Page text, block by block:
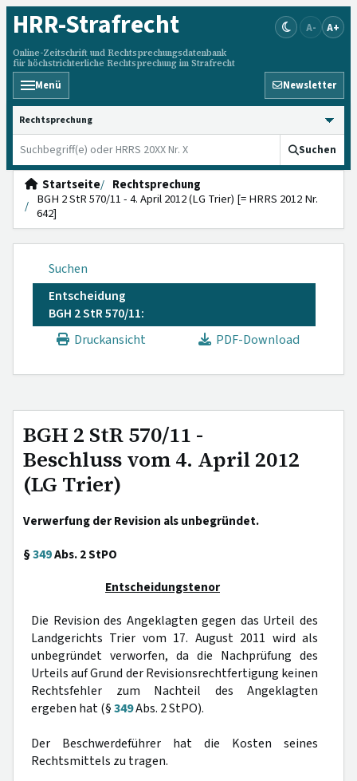
HRR-Strafrecht
Online-Zeitschrift und Rechtsprechungsdatenbank
für höchstrichterliche Rechtsprechung im Strafrecht
A- A+
Menü Newsletter
HRRS durchsuchen
Suchen
Startseite
Rechtsprechung
BGH 2 StR 570/11 - 4. April 2012 (LG Trier) [= HRRS 2012 Nr.
642]
Suchen
Entscheidung
BGH 2 StR 570/11:
Druckansicht
PDF-Download
BGH 2 StR 570/11 -
Beschluss vom 4. April 2012
(LG Trier)
Verwerfung der Revision als unbegründet.
§349Abs. 2 StPO
Entscheidungstenor
Die Revision des Angeklagten gegen das Urteil des
Landgerichts Trier vom 17. August 2011 wird als
unbegründet verworfen, da die Nachprüfung des
Urteils auf Grund der Revisionsrechtfertigung keinen
Rechtsfehler zum Nachteil des Angeklagten
ergeben hat (§349Abs. 2 StPO).
Der Beschwerdeführer hat die Kosten seines
Rechtsmittels zu tragen.